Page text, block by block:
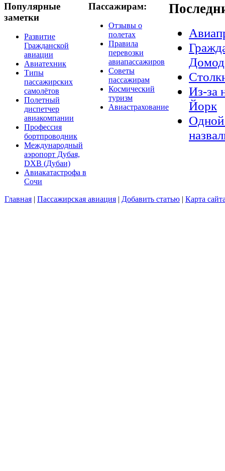
Популярные
заметки
Развитие
Гражданской
авиации
Авиатехник
Типы
пассажирских
самолётов
Полетный
диспетчер
авиакомпании
Профессия
бортпроводник
Международный
аэропорт Дубая,
DXB (Дубаи)
Авиакатастрофа в
Сочи
Пассажирам:
Отзывы о
полетах
Правила
перевозки
авиапассажиров
Советы
пассажирам
Космический
туризм
Авиастрахование
Из-за
Йорк
Одной
Главная | Пассажирская авиация | Добавить статью | Карта